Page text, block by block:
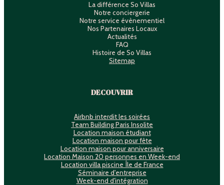
La différence So Villas
Notre conciergerie
Notre service évènementiel
Nos Partenaires Locaux
Actualités
FAQ
Histoire de So Villas
Sitemap
DECOUVRIR
Airbnb interdit les soirées
Team Building Paris Insolite
Location maison étudiant
Location maison pour fête
Location maison pour anniversaire
Location Maison 20 personnes en Week-end
Location villa piscine Île de France
Séminaire d'entreprise
Week-end d'intégration